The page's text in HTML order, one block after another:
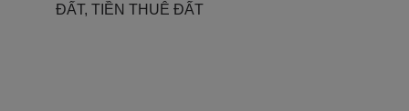
ĐẤT, TIỀN THUÊ ĐẤT